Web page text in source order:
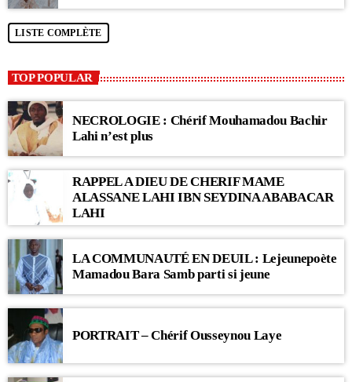
LISTE COMPLÈTE
TOP POPULAR
NECROLOGIE : Chérif Mouhamadou Bachir
Lahi n’est plus
RAPPEL A DIEU DE CHERIF MAME
ALASSANE LAHI IBN SEYDINA ABABACAR
LAHI
LA COMMUNAUTÉ EN DEUIL : Lejeunepoète
Mamadou Bara Samb parti si jeune
PORTRAIT – Chérif Ousseynou Laye